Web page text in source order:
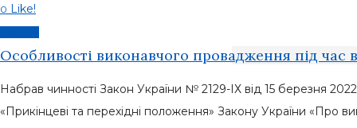
0 Like!
Особливості виконавчого провадження під час
Набрав чинності Закон України № 2129-ІХ від 15 березня
«Прикінцеві та перехідні положення» Закону України «Про